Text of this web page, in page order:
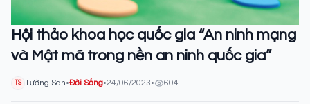
Hội thảo khoa học quốc gia “An ninh mạng
và Mật mã trong nền an ninh quốc gia”
TS Tường San•Đời Sống•24/06/2023• 604